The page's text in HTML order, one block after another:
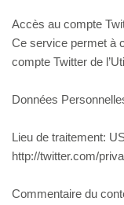
Accès au compte
Ce service permet à
compte Twitter de
Données
Lieu de traitement:
http://twitter.com/
Commentaire du